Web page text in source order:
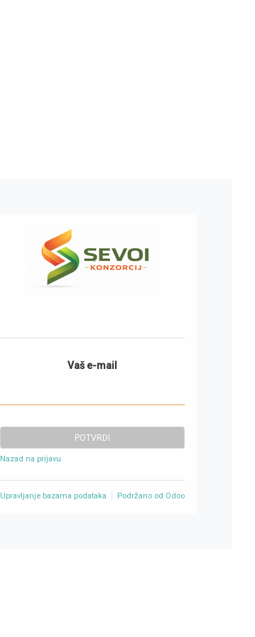
Vaš e-mail
POTVRDI
Nazad na prijavu
Upravljanje bazama podataka Podržano od Odoo